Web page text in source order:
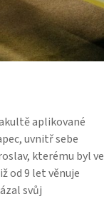
aplikované
uvnitř sebe
kterému byl ve
od 9 let věnuje
svůj